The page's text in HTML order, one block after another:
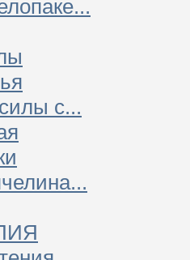
с...